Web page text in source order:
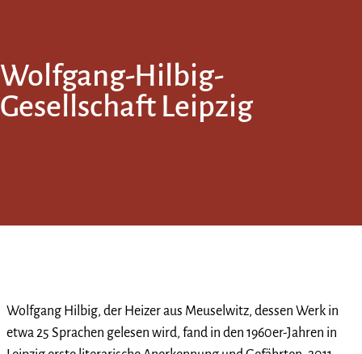
Wolfgang-Hilbig-
Gesellschaft Leipzig
Wolfgang Hilbig, der Heizer aus Meuselwitz, dessen Werk in
etwa 25 Sprachen gelesen wird, fand in den 1960er-Jahren in